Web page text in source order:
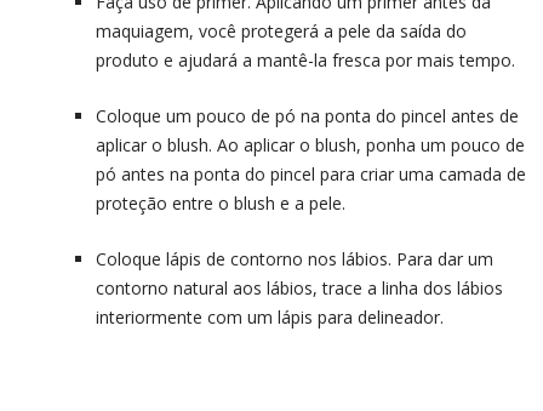
maquiagem, você protegerá a pele da saída do
produto e ajudará a mantê-la fresca por mais tempo.
Coloque um pouco de pó na ponta do pincel antes de
aplicar o blush. Ao aplicar o blush, ponha um pouco de
pó antes na ponta do pincel para criar uma camada de
proteção entre o blush e a pele.
Coloque lápis de contorno nos lábios. Para dar um
contorno natural aos lábios, trace a linha dos lábios
interiormente com um lápis para delineador.